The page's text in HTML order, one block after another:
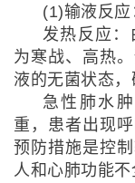
(1)输液反应
发热反应：
为寒战、高热
液的无菌状态，
急性肺水
重，患者出现
预防措施是控
人和心肺功能不